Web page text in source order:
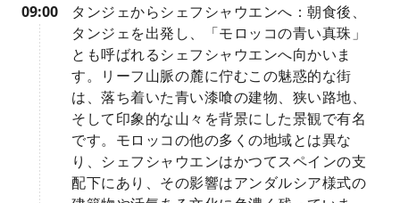
09:00
タンジェからシェフシャウエンへ：朝食後、
タンジェを出発し、「モロッコの青い真珠」
とも呼ばれるシェフシャウエンへ向かいま
す。リーフ山脈の麓に佇むこの魅惑的な街
は、落ち着いた青い漆喰の建物、狭い路地、
そして印象的な山々を背景にした景観で有名
です。モロッコの他の多くの地域とは異な
り、シェフシャウエンはかつてスペインの支
配下にあり、その影響はアンダルシア様式の